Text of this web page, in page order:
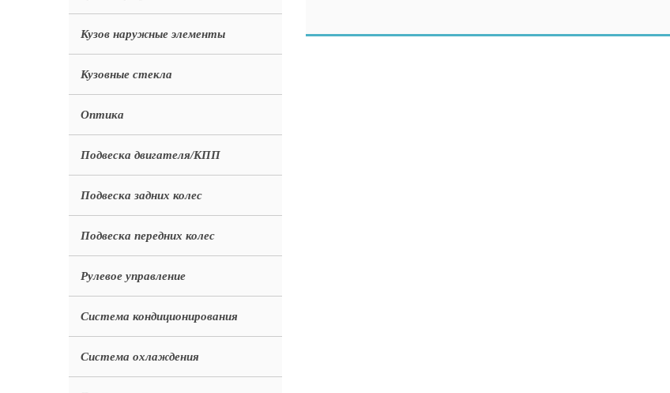
Кузов наружные элементы
Кузовные стекла
Оптика
Подвеска двигателя/КПП
Подвеска задних колес
Подвеска передних колес
Рулевое управление
Система кондиционирования
Система охлаждения